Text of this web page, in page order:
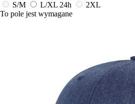
S/M
L/XL 24h
2XL
To pole jest wymagane